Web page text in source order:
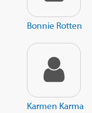
Bonnie Rotten
Karmen Karma